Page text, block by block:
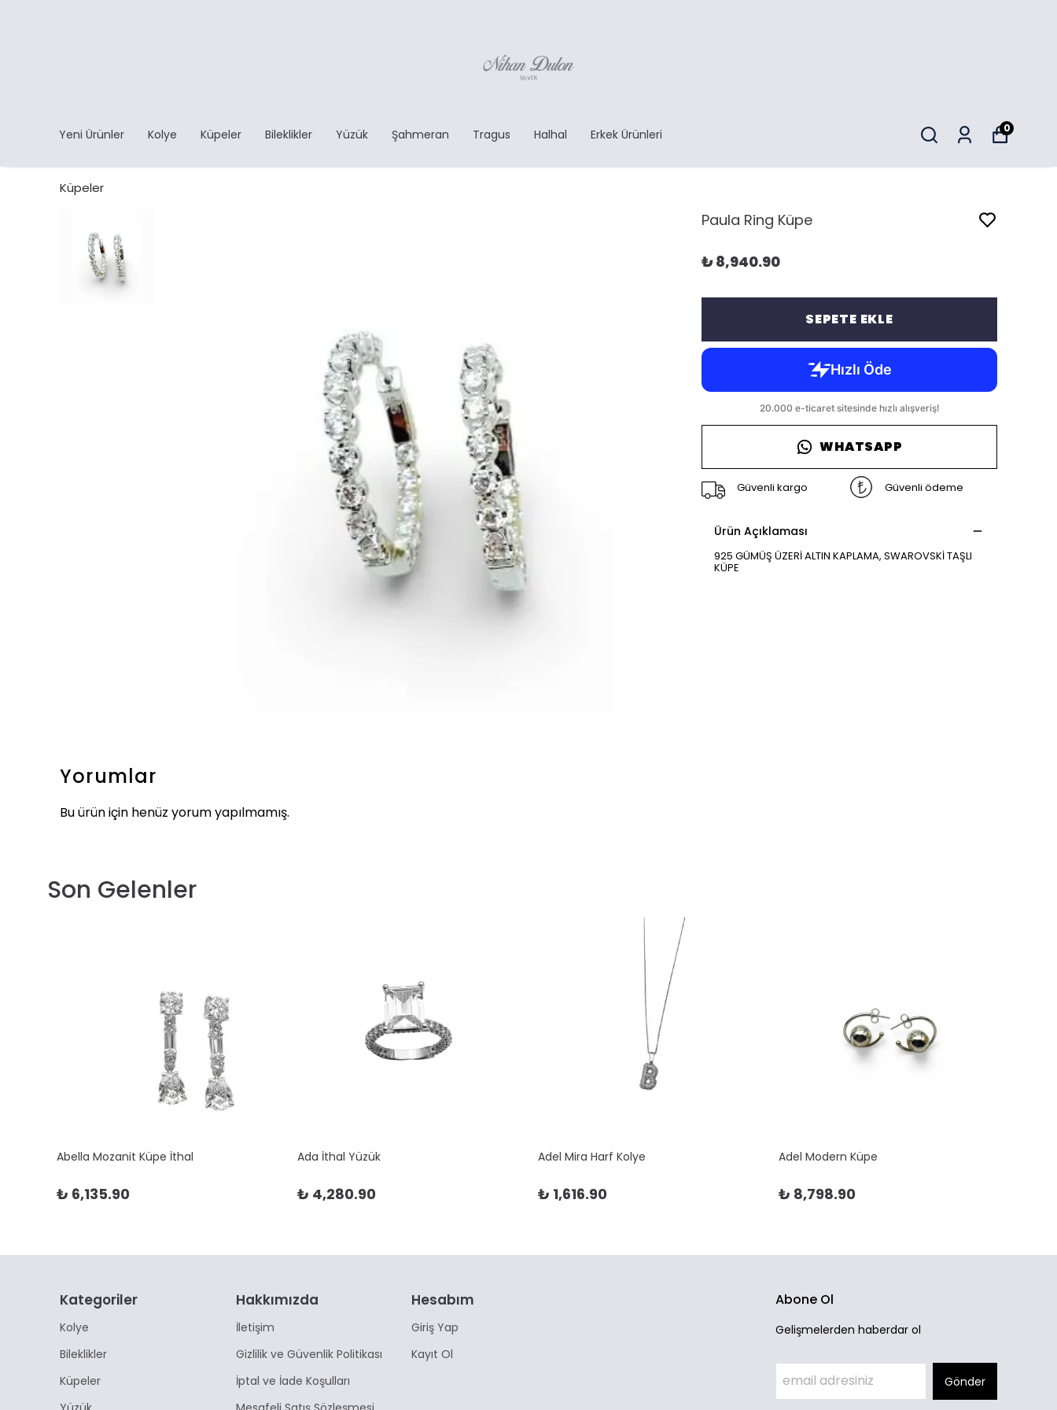
Yeni Ürünler Kolye Küpeler Bileklikler Yüzük Şahmeran Tragus Halhal Erkek Ürünleri 0
Küpeler
Paula Ring Küpe
₺ 8,940.90
SEPETE EKLE
WHATSAPP
Güvenli kargo Güvenli ödeme
Ürün Açıklaması
925 GÜMÜŞ ÜZERİ ALTIN KAPLAMA, SWAROVSKİ TAŞLI
KÜPE
Yorumlar
Bu ürün için henüz yorum yapılmamış.
Son Gelenler
Abella Mozanit Küpe İthal
₺ 6,135.90
Ada İthal Yüzük
₺ 4,280.90
Adel Mira Harf Kolye
₺ 1,616.90
Adel Modern Küpe
₺ 8,798.90
Kategoriler
Kolye
Bileklikler
Küpeler
Hakkımızda
İletişim
Gizlilik ve Güvenlik Politikası
İptal ve İade Koşulları
Hesabım
Giriş Yap
Kayıt Ol
Abone Ol
Gelişmelerden haberdar ol
Gönder